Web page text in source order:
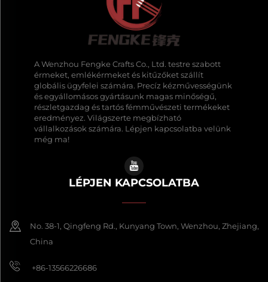
A Wenzhou Fengke Crafts Co., Ltd. testre szabott
érmeket, emlékérmeket és kitűzőket szállít
globális ügyfelei számára. Precíz kézművességünk
és egyállomásos gyártásunk magas minőségű,
részletgazdag és tartós fémművészeti termékeket
eredményez. Világszerte megbízható
vállalkozások számára. Lépjen kapcsolatba velünk
még ma!
LÉPJEN KAPCSOLATBA
No. 38-1, Qingfeng Rd., Kunyang Town, Wenzhou, Zhejiang,
China
+86-13566226686